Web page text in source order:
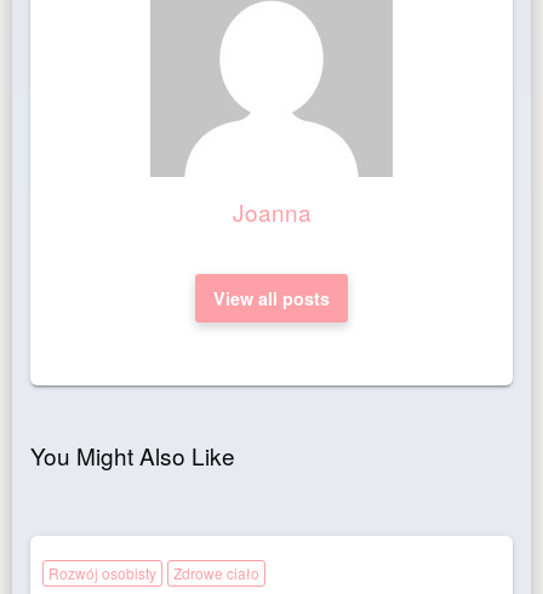
Joanna
View all posts
You Might Also Like
Rozwój osobisty Zdrowe ciało